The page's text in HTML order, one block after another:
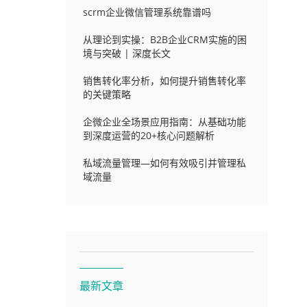
scrm企业微信管理系统靠谱吗
从理论到实操：B2B企业CRM实施的困
境与突破 | 深度长文
销售转化率分析，如何提升销售转化率
的关键策略
企微企业全场景应用指南：从基础功能
到深度运营的20+核心问题解析
私域流量管理—如何有效吸引并管理私
域流量
最新文章